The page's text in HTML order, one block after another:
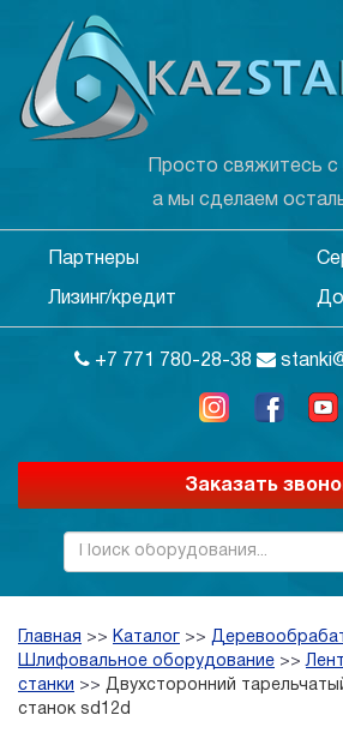
Просто свяжитесь с
а мы сделаем
Партнеры
Лизинг/кредит
+7 771 780-28-38
Заказать
Главная >> Каталог >>
Шлифовальное оборудование >>
станки >> Двухсторонний
станок sd12d